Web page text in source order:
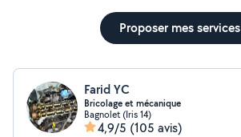
Proposer mes services
Farid YC
Bricolage et mécanique
Bagnolet (Iris 14)
4,9/5 (105 avis)